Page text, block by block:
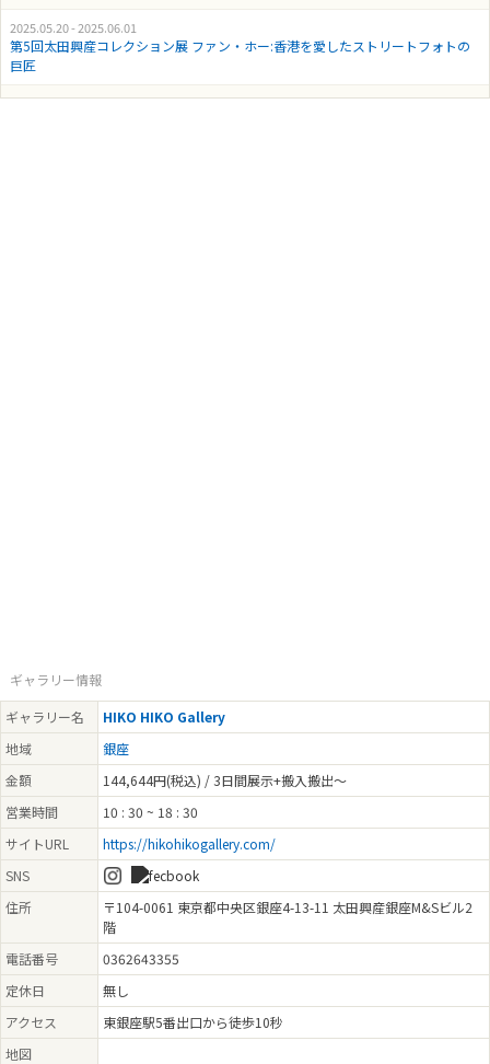
2025.05.20 - 2025.06.01
第5回太田興産コレクション展 ファン・ホー:香港を愛したストリートフォトの
巨匠
2025.04.18 - 2025.04.20
ギャラリー情報
ギャラリー名
HIKO HIKO Gallery
地域
銀座
金額
144,644円(税込) / 3日間展示+搬入搬出〜
営業時間
10 : 30 ~ 18 : 30
サイトURL
https://hikohikogallery.com/
SNS
住所
〒104-0061 東京都中央区銀座4-13-11 太田興産銀座M&Sビル2
階
電話番号
0362643355
定休日
無し
アクセス
東銀座駅5番出口から徒歩10秒
地図